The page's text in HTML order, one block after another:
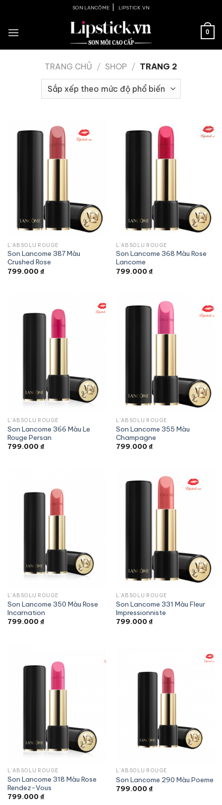
content
SON LANCÔME LIPSTICK.VN
0
TRANG CHỦ / SHOP / TRANG 2
L'ABSOLU ROUGE
Son Lancome 387 Màu
Crushed Rose
799.000 ₫
L'ABSOLU ROUGE
Son Lancome 368 Màu Rose
Lancome
799.000 ₫
L'ABSOLU ROUGE
Son Lancome 366 Màu Le
Rouge Persan
799.000 ₫
L'ABSOLU ROUGE
Son Lancome 355 Màu
Champagne
799.000 ₫
L'ABSOLU ROUGE
Son Lancome 350 Màu Rose
Incarnation
799.000 ₫
L'ABSOLU ROUGE
Son Lancome 331 Màu Fleur
Impressionniste
799.000 ₫
L'ABSOLU ROUGE
Son Lancome 318 Màu Rose
Rendez-Vous
799.000 ₫
L'ABSOLU ROUGE
Son Lancome 290 Màu Poeme
799.000 ₫